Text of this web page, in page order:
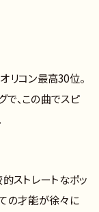
リコン最高30位。
、この曲でスピ
的ストレートなポッ
の才能が徐々に